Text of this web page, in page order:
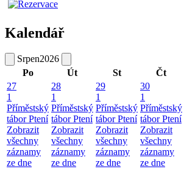
Kalendář
Srpen2026
Po
Út St Čt
27
1
Příměstský
tábor Ptení
Zobrazit
všechny
záznamy
ze dne
28
1
Příměstský
tábor Ptení
Zobrazit
všechny
záznamy
ze dne
29
1
Příměstský
tábor Ptení
Zobrazit
všechny
záznamy
ze dne
30
1
Příměstský
tábor Ptení
Zobrazit
všechny
záznamy
ze dne